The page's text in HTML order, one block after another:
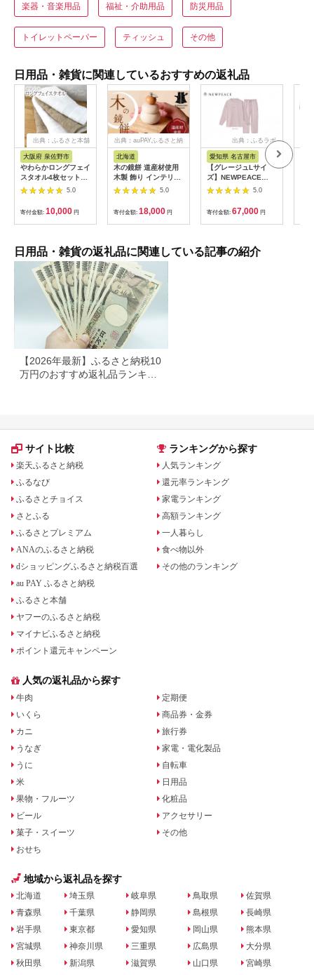
楽器・音楽用品 福祉・介助用品 防災用品
トイレットペーパー ティッシュ その他
日用品・雑貨に関連しているおすすめの返礼品
出典：ふるさと本舗
大阪府 泉佐野市
やわらかロングフェイ
スタオル4枚セットB
G4567
5.0
寄付金額: 10,000 円
出典：auPAYふるさと納
北海道
木の鏡餅 道産材使用
木製 飾り インテリア
HOKKAIDO WOOD
木製 鏡餅 正月飾り イ
ンテリア 日本製 北海
道 道産材 木工 雑貨
縁起物 ギフト おしゃ
5.0
寄付金額: 18,000 円
出典：ふるラボ
愛知県 名古屋市
【グレージュLサイ
ズ】NEWPEACE
Recovery Wear
Sleep Set Long
5.0
寄付金額: 67,000 円
日用品・雑貨の返礼品に関連している記事の紹介
【2026年最新】ふるさと納税10
万円のおすすめ返礼品ランキン
サイト比較
楽天ふるさと納税
ふるなび
ふるさとチョイス
さとふる
ふるさとプレミアム
ANAのふるさと納税
dショッピングふるさと納税百選
au PAY ふるさと納税
ふるさと本舗
ヤフーのふるさと納税
マイナビふるさと納税
ポイント還元キャンペーン
ランキングから探す
人気ランキング
還元率ランキング
家電ランキング
高額ランキング
一人暮らし
食べ物以外
その他のランキング
人気の返礼品から探す
牛肉
いくら
カニ
うなぎ
うに
米
果物・フルーツ
ビール
菓子・スイーツ
おせち
定期便
商品券・金券
旅行券
家電・電化製品
自転車
日用品
化粧品
アクセサリー
その他
地域から返礼品を探す
北海道
青森県
岩手県
宮城県
秋田県
埼玉県
千葉県
東京都
神奈川県
新潟県
岐阜県
静岡県
愛知県
三重県
滋賀県
鳥取県
島根県
岡山県
広島県
山口県
佐賀県
長崎県
熊本県
大分県
宮崎県